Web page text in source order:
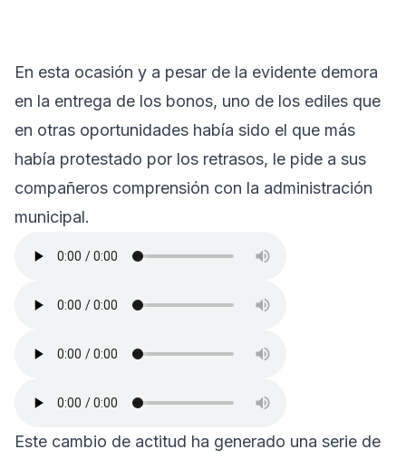
En esta ocasión y a pesar de la evidente demora
en la entrega de los bonos, uno de los ediles que
en otras oportunidades había sido el que más
había protestado por los retrasos, le pide a sus
compañeros comprensión con la administración
municipal.
Este cambio de actitud ha generado una serie de